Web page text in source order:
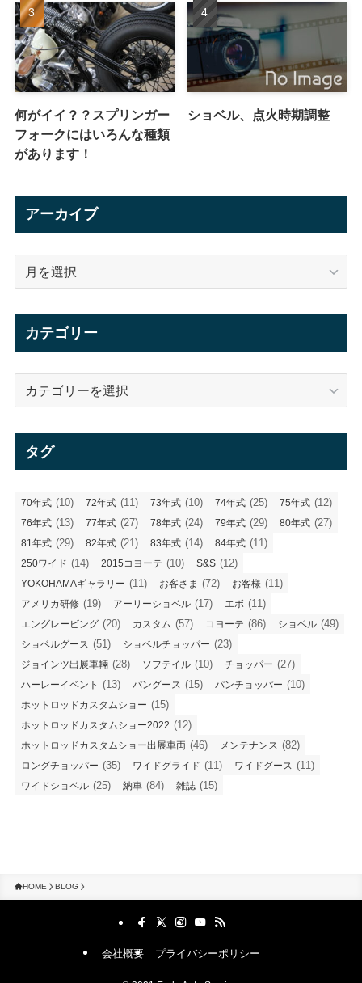
何がイイ？？スプリンガー
フォークにはいろんな種類
があります！
ショベル、点火時期調整
アーカイブ
カテゴリー
タグ
70年式 (10) 72年式 (11) 73年式 (10) 74年式 (25) 75年式 (12)
76年式 (13) 77年式 (27) 78年式 (24) 79年式 (29) 80年式 (27)
81年式 (29) 82年式 (21) 83年式 (14) 84年式 (11)
250ワイド (14) 2015コヨーテ (10) S&S (12)
YOKOHAMAギャラリー (11) お客さま (72) お客様 (11)
アメリカ研修 (19) アーリーショベル (17) エボ (11)
エングレービング (20) カスタム (57) コヨーテ (86) ショベル (49)
ショベルグース (51) ショベルチョッパー (23)
ジョインツ出展車輛 (28) ソフテイル (10) チョッパー (27)
ハーレーイベント (13) パングース (15) パンチョッパー (10)
ホットロッドカスタムショー (15)
ホットロッドカスタムショー2022 (12)
ホットロッドカスタムショー出展車両 (46) メンテナンス (82)
ロングチョッパー (35) ワイドグライド (11) ワイドグース (11)
ワイドショベル (25) 納車 (84) 雑誌 (15)
HOME BLOG
会社概要 プライバシーポリシー